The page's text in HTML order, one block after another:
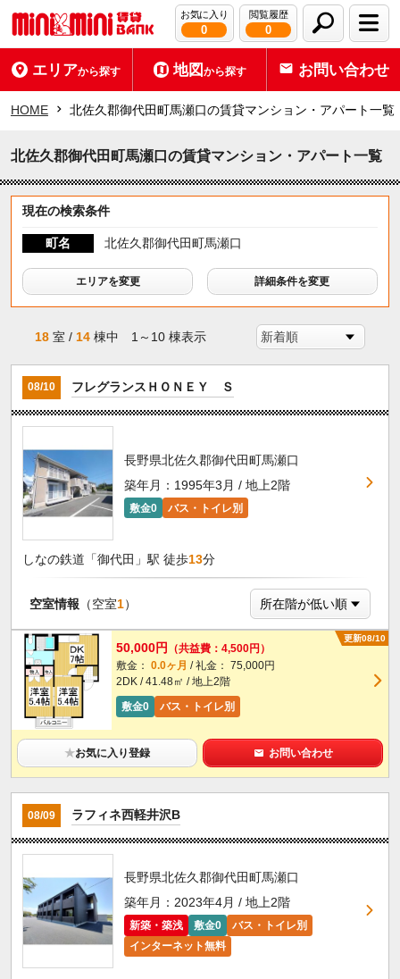
お気に入り
0
閲覧履歴
0
エリアから探す 地図から探す お問い合わせ
HOME 北佐久郡御代田町馬瀬口の賃貸マンション・アパート一覧
北佐久郡御代田町馬瀬口の賃貸マンション・アパート一覧
現在の検索条件
町名 北佐久郡御代田町馬瀬口
エリアを変更 詳細条件を変更
18 室 / 14 棟中 1～10 棟表示
08/10 フレグランスＨＯＮＥＹ Ｓ
長野県北佐久郡御代田町馬瀬口
築年月：1995年3月 / 地上2階
敷金0 バス・トイレ別
しなの鉄道「御代田」駅 徒歩13分
空室情報 （空室1）
更新08/10
50,000円
（共益費：4,500円）
敷金： 0.0ヶ月 / 礼金： 75,000円
2DK / 41.48㎡ / 地上2階
敷金0
バス・トイレ別
★お気に入り登録 お問い合わせ
08/09 ラフィネ西軽井沢B
長野県北佐久郡御代田町馬瀬口
築年月：2023年4月 / 地上2階
新築・築浅 敷金0
バス・トイレ別
インターネット無料